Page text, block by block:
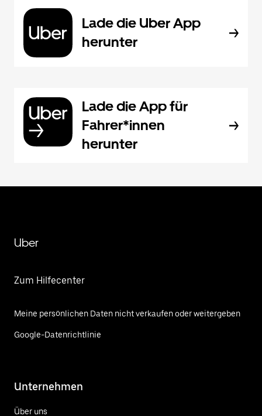
Lade die Uber App
herunter
Lade die App für
Fahrer*innen
herunter
Uber
Zum Hilfecenter
Meine persönlichen Daten nicht verkaufen oder weitergeben
Google-Datenrichtlinie
Unternehmen
Über uns